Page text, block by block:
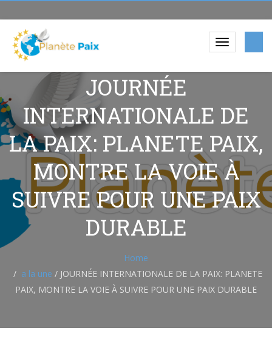
JOURNÉE
INTERNATIONALE DE
LA PAIX: PLANETE PAIX,
MONTRE LA VOIE À
SUIVRE POUR UNE PAIX
DURABLE
Home
a la une /JOURNÉE INTERNATIONALE DE LA PAIX: PLANETE
PAIX, MONTRE LA VOIE À SUIVRE POUR UNE PAIX DURABLE